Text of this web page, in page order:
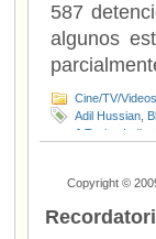
587
algunos
Cine/TV/Videos
Adil Hussian
J Taylor
India
Copyright ©